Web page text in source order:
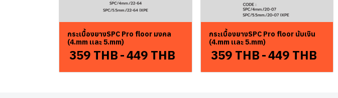
กระเบื้องยางSPC Pro floor มงคล
(4.mm เเละ 5.mm)
359 THB-449 THB
กระเบื้องยางSPC Pro floor นับเงิน
(4.mm เเละ 5.mm)
359 THB-449 THB